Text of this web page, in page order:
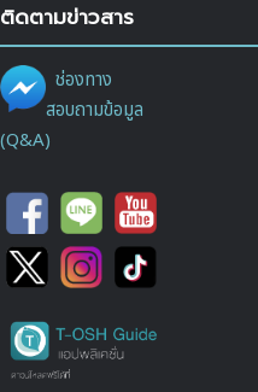
ติดตามข่าวสาร
ช่องทาง
สอบถามข้อมูล
(Q&A)